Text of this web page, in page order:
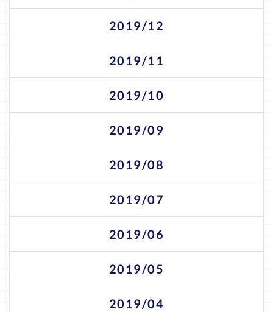
2019/12
2019/11
2019/10
2019/09
2019/08
2019/07
2019/06
2019/05
2019/04